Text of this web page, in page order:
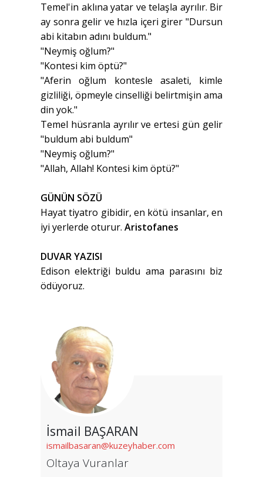
Temel'in aklına yatar ve telaşla ayrılır. Bir
ay sonra gelir ve hızla içeri girer "Dursun
abi kitabın adını buldum."
"Neymiş oğlum?"
"Kontesi kim öptü?"
"Aferin oğlum kontesle asaleti, kimle
gizliliği, öpmeyle cinselliği belirtmişin ama
din yok."
Temel hüsranla ayrılır ve ertesi gün gelir
"buldum abi buldum"
"Neymiş oğlum?"
"Allah, Allah! Kontesi kim öptü?"
GÜNÜN SÖZÜ
Hayat tiyatro gibidir, en kötü insanlar, en
iyi yerlerde oturur. Aristofanes
DUVAR YAZISI
Edison elektriği buldu ama parasını biz
ödüyoruz.
İsmail BAŞARAN
ismailbasaran@kuzeyhaber.com
Oltaya Vuranlar